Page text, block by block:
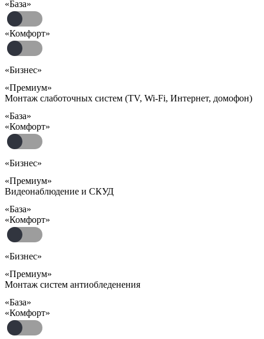
«База»
«Комфорт»
«Бизнес»
«Премиум»
Монтаж слаботочных систем (TV, Wi-Fi, Интернет, домофон)
«База»
«Комфорт»
«Бизнес»
«Премиум»
Видеонаблюдение и СКУД
«База»
«Комфорт»
«Бизнес»
«Премиум»
Монтаж систем антиобледенения
«База»
«Комфорт»